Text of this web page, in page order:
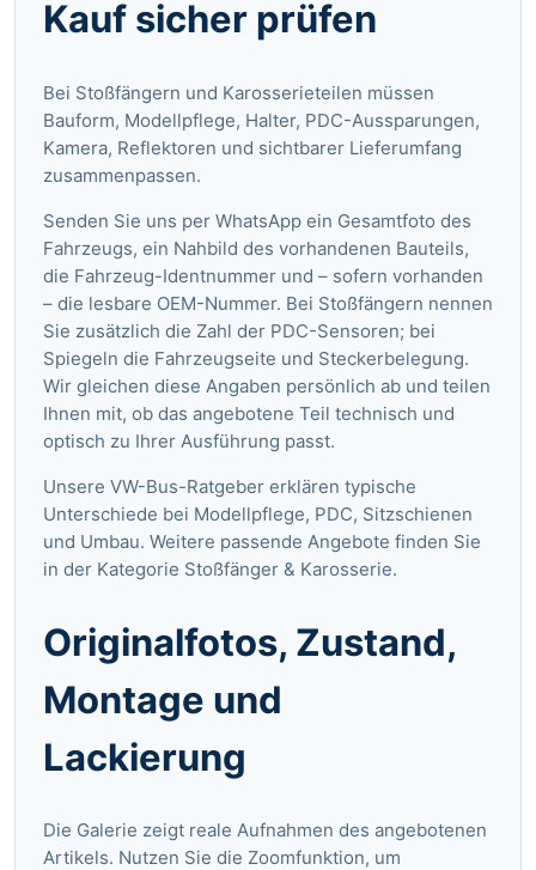
Kauf sicher prüfen
Bei Stoßfängern und Karosserieteilen müssen
Bauform, Modellpflege, Halter, PDC-Aussparungen,
Kamera, Reflektoren und sichtbarer Lieferumfang
zusammenpassen.
Senden Sie uns per WhatsApp ein Gesamtfoto des
Fahrzeugs, ein Nahbild des vorhandenen Bauteils,
die Fahrzeug-Identnummer und – sofern vorhanden
– die lesbare OEM-Nummer. Bei Stoßfängern nennen
Sie zusätzlich die Zahl der PDC-Sensoren; bei
Spiegeln die Fahrzeugseite und Steckerbelegung.
Wir gleichen diese Angaben persönlich ab und teilen
Ihnen mit, ob das angebotene Teil technisch und
optisch zu Ihrer Ausführung passt.
Unsere VW-Bus-Ratgeber erklären typische
Unterschiede bei Modellpflege, PDC, Sitzschienen
und Umbau. Weitere passende Angebote finden Sie
in der Kategorie Stoßfänger & Karosserie.
Originalfotos, Zustand,
Montage und
Lackierung
Die Galerie zeigt reale Aufnahmen des angebotenen
Artikels. Nutzen Sie die Zoomfunktion, um